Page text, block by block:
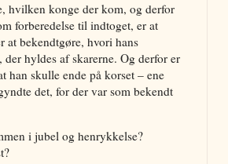
hvilken konge der kom, og derfor
forberedelse til indtoget, er at
at bekendtgøre, hvori hans
hyldes af skarerne. Og derfor er
han skulle ende på korset – ene
det, for der var som bekendt
i jubel og henrykkelse?